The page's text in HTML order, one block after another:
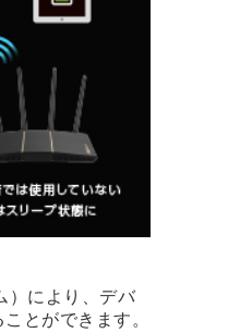
により、デバ
とができます。
状態の接続端末
抑えることでバ
。